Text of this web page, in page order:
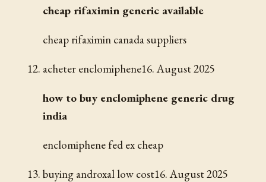
cheap rifaximin generic available
cheap rifaximin canada suppliers
acheter enclomiphene16. August 2025
how to buy enclomiphene generic drug
india
enclomiphene fed ex cheap
buying androxal low cost16. August 2025